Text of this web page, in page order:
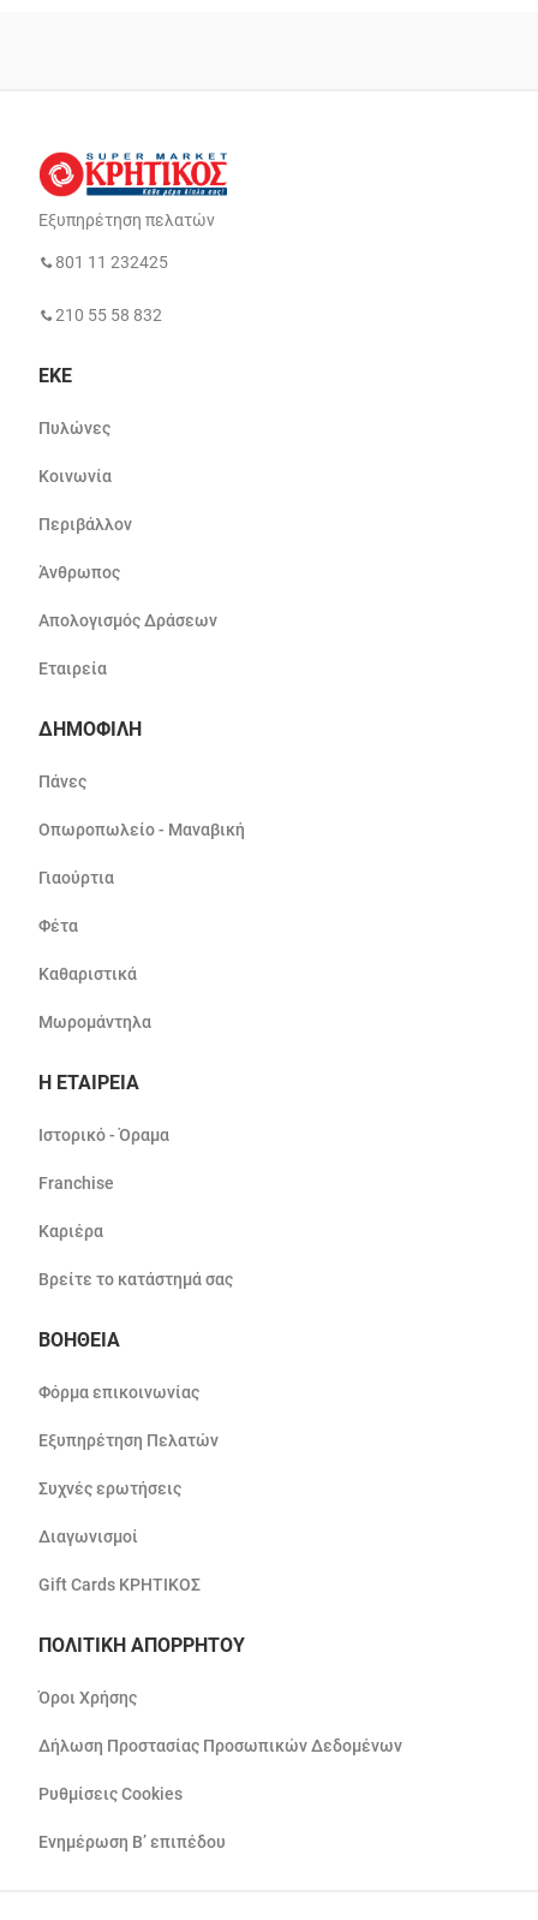
Εξυπηρέτηση πελατών
801 11 232425
210 55 58 832
ΕΚΕ
Πυλώνες
Κοινωνία
Περιβάλλον
Άνθρωπος
Απολογισμός Δράσεων
Εταιρεία
ΔΗΜΟΦΙΛΗ
Πάνες
Οπωροπωλείο - Μαναβική
Γιαούρτια
Φέτα
Καθαριστικά
Μωρομάντηλα
Η ΕΤΑΙΡΕΙΑ
Ιστορικό - Όραμα
Franchise
Καριέρα
Βρείτε το κατάστημά σας
ΒΟΗΘΕΙΑ
Φόρμα επικοινωνίας
Εξυπηρέτηση Πελατών
Συχνές ερωτήσεις
Διαγωνισμοί
Gift Cards ΚΡΗΤΙΚΟΣ
ΠΟΛΙΤΙΚΗ ΑΠΟΡΡΗΤΟΥ
Όροι Χρήσης
Δήλωση Προστασίας Προσωπικών Δεδομένων
Ρυθμίσεις Cookies
Ενημέρωση Β’ επιπέδου